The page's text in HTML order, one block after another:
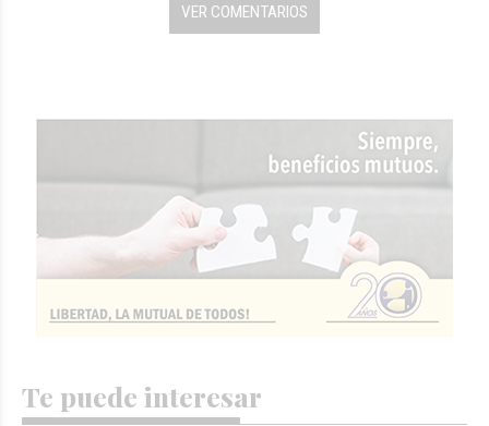
VER COMENTARIOS
Te puede interesar